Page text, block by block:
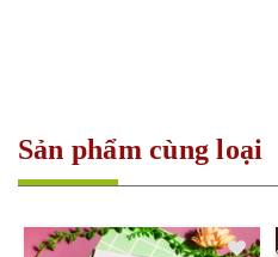
Sản phẩm cùng loại